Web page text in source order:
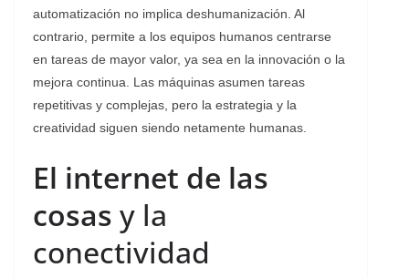
automatización no implica deshumanización. Al
contrario, permite a los equipos humanos centrarse
en tareas de mayor valor, ya sea en la innovación o la
mejora continua. Las máquinas asumen tareas
repetitivas y complejas, pero la estrategia y la
creatividad siguen siendo netamente humanas.
El internet de las
cosas y la
conectividad